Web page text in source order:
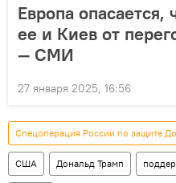
Европа
ее и Киев от
— СМИ
27 января 2025, 16:56
Спецоперация России по защите
США Дональд Трамп